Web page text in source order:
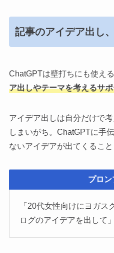
記事のアイデア出し
ChatGPTは壁打ちにも使える
ア出しやテーマを考えるサ
アイデア出しは自分だけで
しまいがち。ChatGPTに手
ないアイデアが出てくること
プロン
「20代女性向けにヨガス
ログのアイデアを出して」